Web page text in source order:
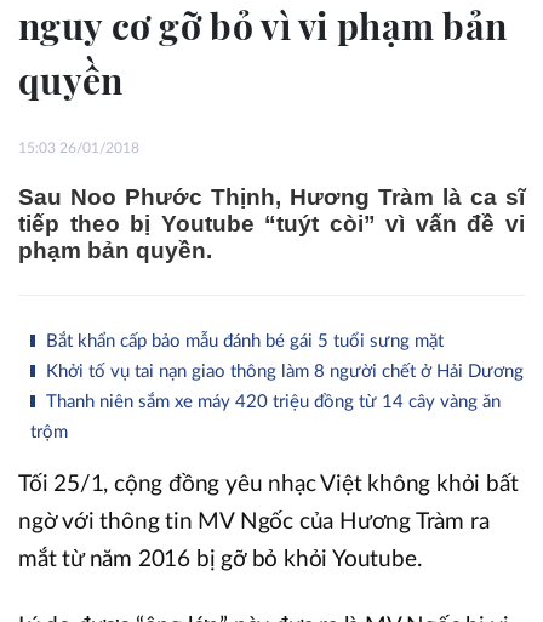
nguy cơ gỡ bỏ vì vi phạm bản
quyền
15:03 26/01/2018
Sau Noo Phước Thịnh, Hương Tràm là ca sĩ
tiếp theo bị Youtube “tuýt còi” vì vấn đề vi
phạm bản quyền.
Bắt khẩn cấp bảo mẫu đánh bé gái 5 tuổi sưng mặt
Khởi tố vụ tai nạn giao thông làm 8 người chết ở Hải Dương
Thanh niên sắm xe máy 420 triệu đồng từ 14 cây vàng ăn
trộm
Tối 25/1, cộng đồng yêu nhạc Việt không khỏi bất
ngờ với thông tin MV Ngốc của Hương Tràm ra
mắt từ năm 2016 bị gỡ bỏ khỏi Youtube.